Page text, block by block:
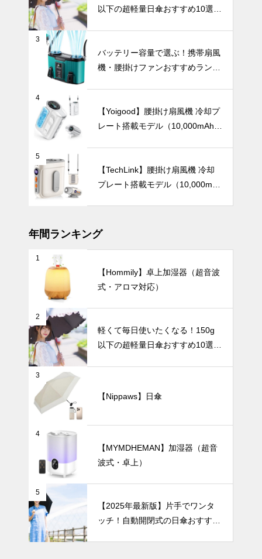
北欧からモダ
ンまで。ホワ
イト花瓶で楽
インテリア、
おすすめ30
炎天下の観戦
を快適に！夏
の暑さを忘れ
させる「着る
インテリア小物
シンプルイン
テリアがもっ
とおしゃれに
なる！花瓶の
選び方から飾
り方まで徹底
ガイド。
インテリア小物
シンプルで美
しい暮らし。
北欧花瓶がつ
くる上質イン
インテリア小物
爽やかな透明
感を演出す
る、おしゃれ
なガラス花瓶
の選び方。
以下の超軽量日傘おすすめ10選
3
バッテリー容量で選ぶ！携帯扇風
機・腰掛けファンおすすめランキ
4
【Yoigood】腰掛け扇風機 冷却プ
レート搭載モデル（10,000mAh・
5
【TechLink】腰掛け扇風機 冷却
プレート搭載モデル（10,000mA
年間ランキング
1
【Hommily】卓上加湿器（超音波
式・アロマ対応）
2
軽くて毎日使いたくなる！150g
以下の超軽量日傘おすすめ10選
3
【Nippaws】日傘
4
【MYMDHEMAN】加湿器（超音
波式・卓上）
5
【2025年最新版】片手でワンタ
ッチ！自動開閉式の日傘おすすめ